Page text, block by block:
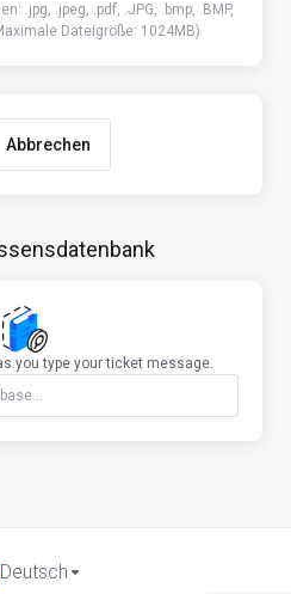
you type your ticket message.
.jpg, .jpeg, .pdf, .JPG, .bmp, .BMP,
Dateigröße: 1024MB)
Abbrechen
Deutsch